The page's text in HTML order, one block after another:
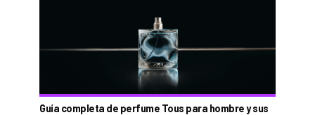
Guía completa de perfume Tous para hombre y sus